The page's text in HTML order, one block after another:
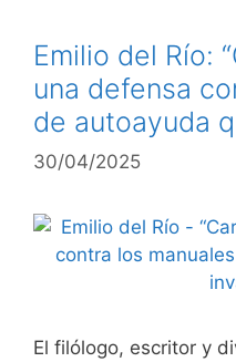
Emilio del Río:
una defensa
de autoayuda
30/04/2025
El filólogo, escritor y